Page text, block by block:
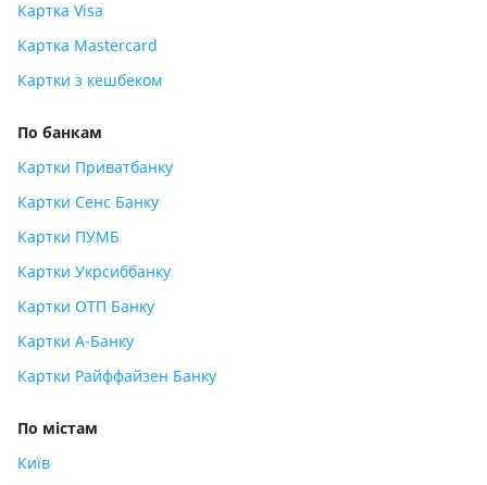
Картка Visa
Картка Mastercard
Картки з кешбеком
По банкам
Картки Приватбанку
Картки Сенс Банку
Картки ПУМБ
Картки Укрсиббанку
Картки ОТП Банку
Картки А-Банку
Картки Райффайзен Банку
По містам
Київ